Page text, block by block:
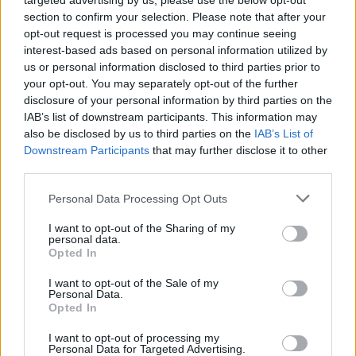
section to confirm your selection. Please note that after your
opt-out request is processed you may continue seeing
interest-based ads based on personal information utilized by
us or personal information disclosed to third parties prior to
your opt-out. You may separately opt-out of the further
disclosure of your personal information by third parties on the
IAB’s list of downstream participants. This information may
also be disclosed by us to third parties on the IAB’s List of
Downstream Participants that may further disclose it to other
Personal Data Processing Opt Outs
I want to opt-out of the Sharing of my
personal data.
Opted In
I want to opt-out of the Sale of my
Personal Data.
Opted In
I want to opt-out of processing my
Personal Data for Targeted Advertising.
Ροή ειδήσεων Δημοφιλή
13:33
Πέθανε ο φιλόσοφος και συγγραφέας, Στέλιος Ράμφος
13:26
Μήλος: Μπαράζ αντιδράσεων και εισαγγελική
παρέμβαση για το ελικόπτερο που προσγειώθηκε στο
Δήμος Φαιστού: Εκδήλωση Μνήμης Πεσόντων
Σκουρβούλων
Περιφέρεια Κρήτης: Μισό εκατομ. ευρώ για έργα οδικής